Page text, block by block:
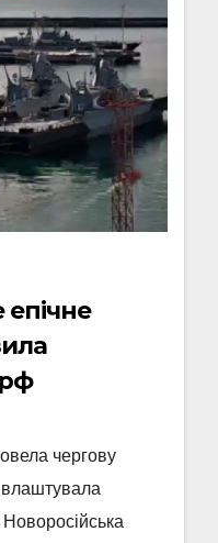
епічне
чергову
влаштувала